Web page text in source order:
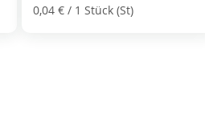
0,04 € / 1 Stück (St)